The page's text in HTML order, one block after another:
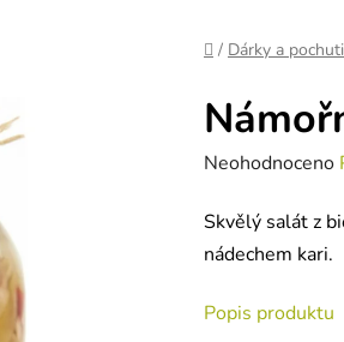
Domů
/ Dárky a
Průměrné
produktu
je
z
Neohodnoceno
Skvělý salát z
nádechem kari.
Popis produktu